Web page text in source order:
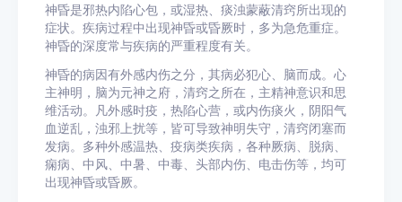
神昏是邪热内陷心包，或湿热、痰浊蒙蔽清窍所出现的
症状。疾病过程中出现神昏或昏厥时，多为急危重症。
神昏的深度常与疾病的严重程度有关。
神昏的病因有外感内伤之分，其病必犯心、脑而成。心
主神明，脑为元神之府，清窍之所在，主精神意识和思
维活动。凡外感时疫，热陷心营，或内伤痰火，阴阳气
血逆乱，浊邪上扰等，皆可导致神明失守，清窍闭塞而
发病。多种外感温热、疫病类疾病，各种厥病、脱病、
痫病、中风、中暑、中毒、头部内伤、电击伤等，均可
出现神昏或昏厥。